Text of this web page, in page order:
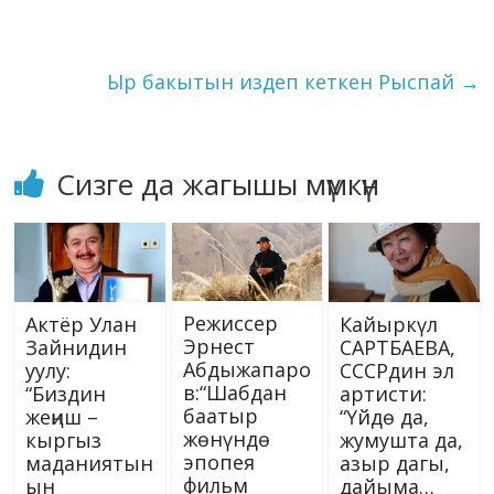
ki
Ыр бакытын издеп кеткен Рыспай →
Сизге да жагышы мүмкүн
Актёр Улан
Зайнидин
уулу:
“Биздин
жеңиш –
кыргыз
маданиятын
ын
Режиссер
Эрнест
Абдыжапаро
в:“Шабдан
баатыр
жөнүндө
эпопея
фильм
Кайыркүл
САРТБАЕВА,
СССРдин эл
артисти:
“Үйдө да,
жумушта да,
азыр дагы,
дайыма…